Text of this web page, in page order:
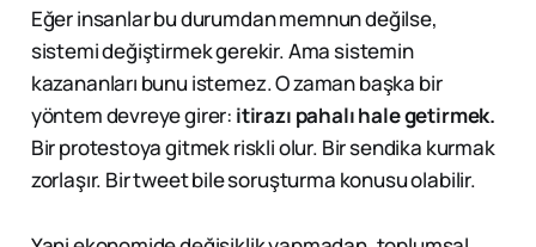
Eğer insanlar bu durumdan memnun değilse,
sistemi değiştirmek gerekir. Ama sistemin
kazananları bunu istemez. O zaman başka bir
yöntem devreye girer: itirazı pahalı hale getirmek.
Bir protestoya gitmek riskli olur. Bir sendika kurmak
zorlaşır. Bir tweet bile soruşturma konusu olabilir.